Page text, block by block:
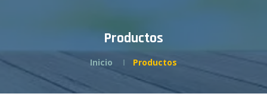
Productos
Inicio Productos